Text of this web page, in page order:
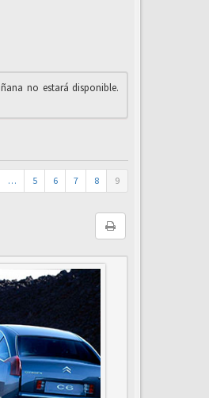
no estará disponible.
… 5 6 7 8 9